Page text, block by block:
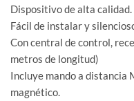
Dispositivo de alta calidad.
Fácil de instalar y
Con central de control,
metros de longitud)
Incluye mando a distancia
magnético.